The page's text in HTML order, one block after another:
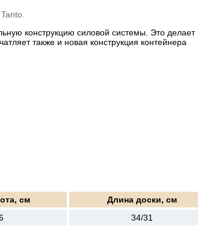
конструкцию силовой системы. Это делает
также и новая конструкция контейнера
см
Длина доски, см
34/31